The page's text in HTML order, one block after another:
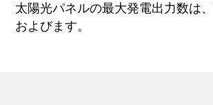
太陽光パネルの最大発電出力数は
およびます。